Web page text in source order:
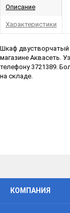
Описание
Характеристики
Шкаф двустворчатый
магазине Аквасеть.
телефону 3721389.
на складе.
КОМПАНИЯ